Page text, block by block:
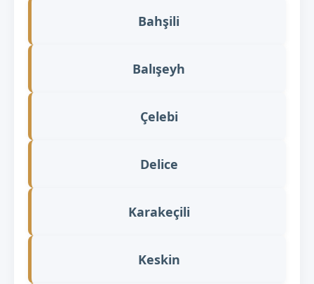
Bahşili
Balışeyh
Çelebi
Delice
Karakeçili
Keskin